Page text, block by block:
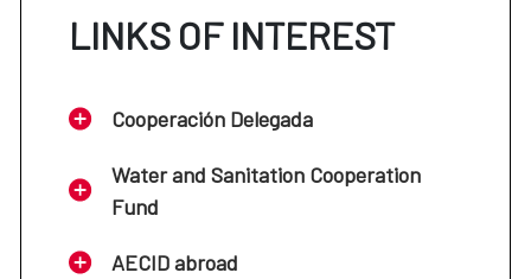
LINKS OF INTEREST
Cooperación Delegada
Water and Sanitation Cooperation
Fund
AECID abroad